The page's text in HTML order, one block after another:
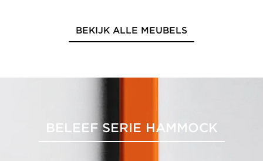
BEKIJK ALLE MEUBELS
BELEEF SERIE HAMMOCK